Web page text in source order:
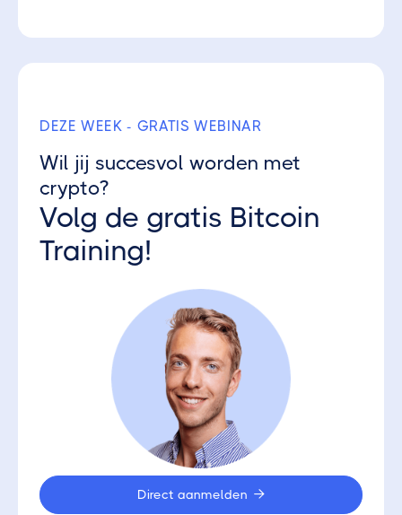
DEZE WEEK - GRATIS WEBINAR
Wil jij succesvol worden met
crypto?
Volg de gratis Bitcoin
Training!
Direct aanmelden 